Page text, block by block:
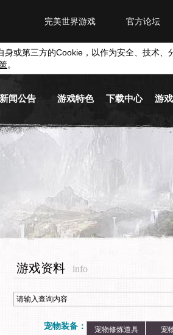
官方论坛
完美世界游戏
身或第三方的Cookie ，以作为安全、技术
。
新闻公告 游戏特色 下载中心 游
游戏新闻
活动信息
游戏背景
职业介绍
游戏资料 info
宠物装备： 宠物修炼道具 宠